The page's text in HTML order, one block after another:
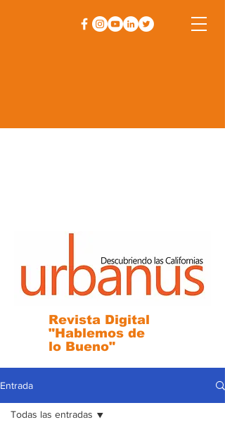
Revista Digital
"Hablemos de
lo Bueno"
Entrada
Todas las entradas